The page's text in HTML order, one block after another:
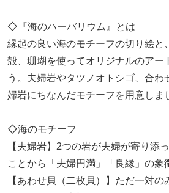
◇『海のハーバリウム』とは
縁起の良い海のモチーフの切り絵と
殻、珊瑚を使ってオリジナルのアー
う。夫婦岩やタツノオトシゴ、合わ
婦岩にちなんだモチーフを用意しま
◇海のモチーフ
【夫婦岩】2つの岩が夫婦が寄り添
ことから「夫婦円満」「良縁」の象
【あわせ貝（二枚貝）】ただ一対